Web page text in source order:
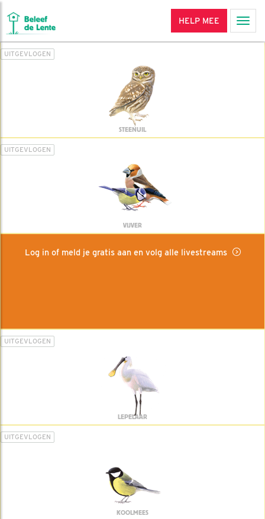
HELP MEE
UITGEVLOGEN
STEENUIL
UITGEVLOGEN
VIJVER
Log in of meld je gratis aan en volg alle livestreams
UITGEVLOGEN
LEPELAAR
UITGEVLOGEN
KOOLMEES